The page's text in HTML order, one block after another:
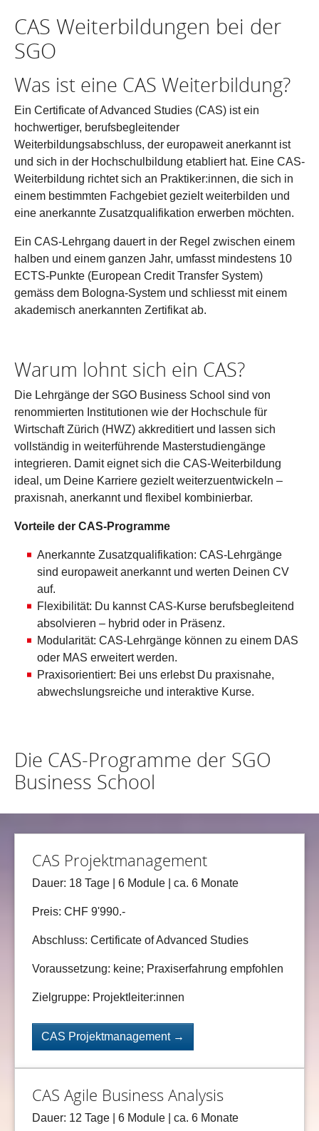
CAS Weiterbildungen bei der
SGO
Was ist eine CAS Weiterbildung?
Ein Certificate of Advanced Studies (CAS) ist ein
hochwertiger, berufsbegleitender
Weiterbildungsabschluss, der europaweit anerkannt ist
und sich in der Hochschulbildung etabliert hat. Eine CAS-
Weiterbildung richtet sich an Praktiker:innen, die sich in
einem bestimmten Fachgebiet gezielt weiterbilden und
eine anerkannte Zusatzqualifikation erwerben möchten.
Ein CAS-Lehrgang dauert in der Regel zwischen einem
halben und einem ganzen Jahr, umfasst mindestens 10
ECTS-Punkte (European Credit Transfer System)
gemäss dem Bologna-System und schliesst mit einem
akademisch anerkannten Zertifikat ab.
Warum lohnt sich ein CAS?
Die Lehrgänge der SGO Business School sind von
renommierten Institutionen wie der Hochschule für
Wirtschaft Zürich (HWZ) akkreditiert und lassen sich
vollständig in weiterführende Masterstudiengänge
integrieren. Damit eignet sich die CAS-Weiterbildung
ideal, um Deine Karriere gezielt weiterzuentwickeln –
praxisnah, anerkannt und flexibel kombinierbar.
Vorteile der CAS-Programme
Anerkannte Zusatzqualifikation: CAS-Lehrgänge
sind europaweit anerkannt und werten Deinen CV
auf.
Flexibilität: Du kannst CAS-Kurse berufsbegleitend
absolvieren – hybrid oder in Präsenz.
Modularität: CAS-Lehrgänge können zu einem DAS
oder MAS erweitert werden.
Praxisorientiert: Bei uns erlebst Du praxisnahe,
abwechslungsreiche und interaktive Kurse.
Die CAS-Programme der SGO
Business School
CAS Projektmanagement
Dauer: 18 Tage | 6 Module | ca. 6 Monate
Preis: CHF 9'990.-
Abschluss: Certificate of Advanced Studies
Voraussetzung: keine; Praxiserfahrung empfohlen
Zielgruppe: Projektleiter:innen
CAS Projektmanagement →
CAS Agile Business Analysis
Dauer: 12 Tage | 6 Module | ca. 6 Monate